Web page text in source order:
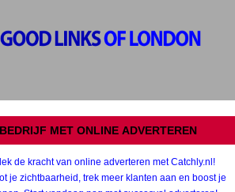
BEDRIJF MET ONLINE ADVERTEREN
de kracht van online adverteren met Catchly.nl!
je zichtbaarheid, trek meer klanten aan en boost je